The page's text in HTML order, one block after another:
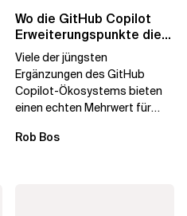
Wo die GitHub Copilot
Erweiterungspunkte die
Governance brechen
Viele der jüngsten
Ergänzungen des GitHub
Copilot-Ökosystems bieten
einen echten Mehrwert für
aber auch die...
Rob Bos